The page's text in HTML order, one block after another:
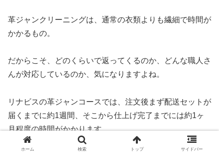
革ジャンクリーニングは、通常の衣類よりも繊細で時間が
かかるもの。
だからこそ、どのくらいで返ってくるのか、どんな職人さ
んが対応しているのか、気になりますよね。
リナビスの革ジャンコースでは、注文後まず配送セットが
届くまでに約1週間、そこから仕上げ完了までには約1ヶ
月程度の時間がかかります。
ホーム 検索 トップ サイドバー